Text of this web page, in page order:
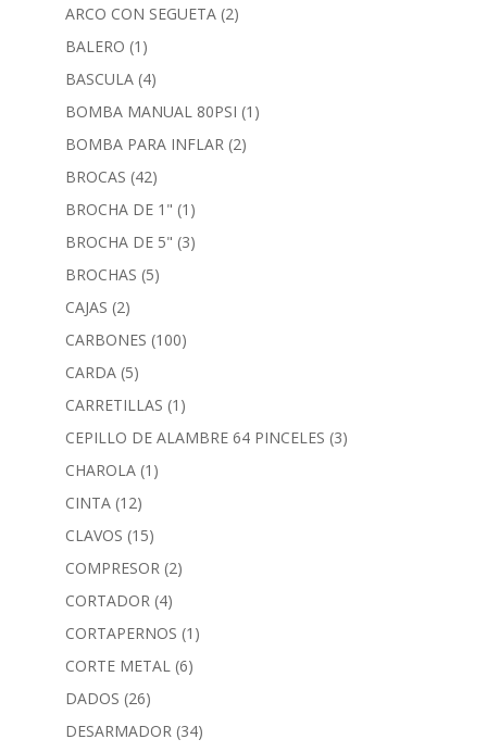
ARCO CON SEGUETA (2)
BALERO (1)
BASCULA (4)
BOMBA MANUAL 80PSI (1)
BOMBA PARA INFLAR (2)
BROCAS (42)
BROCHA DE 1" (1)
BROCHA DE 5" (3)
BROCHAS (5)
CAJAS (2)
CARBONES (100)
CARDA (5)
CARRETILLAS (1)
CEPILLO DE ALAMBRE 64 PINCELES (3)
CHAROLA (1)
CINTA (12)
CLAVOS (15)
COMPRESOR (2)
CORTADOR (4)
CORTAPERNOS (1)
CORTE METAL (6)
DADOS (26)
DESARMADOR (34)